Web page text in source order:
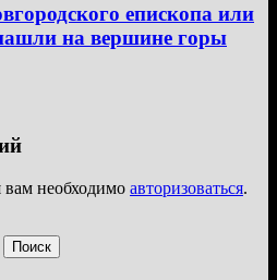
епископа или
на вершине горы
вам необходимо авторизоваться.